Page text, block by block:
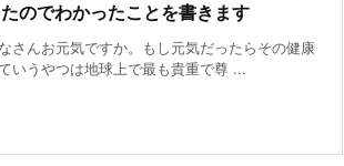
のでわかったことを書きます
さんお元気ですか。もし元気だったらその健康
いうやつは地球上で最も貴重で尊 ...